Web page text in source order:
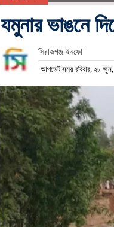
যমুনার ভাঙনে
সিরাজগঞ্জ ইনফো
আপডেট সময় রবিবার, ২৮